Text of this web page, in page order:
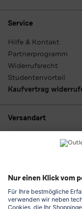
Service
Hilfe & Kontakt
Partnerprogramm
Widerrufsrecht
Studentenvorteil
Kaufvertrag
Versandart